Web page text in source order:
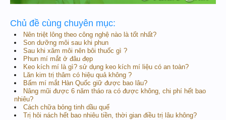
Chủ đề cùng chuyên mục:
Nên triệt lông theo công nghệ nào là tốt nhất?
Son dưỡng môi sau khi phun
Sau khi xăm môi nên bôi thuốc gì ?
Phun mí mắt ở đâu đẹp
Keo kích mí là gì? sử dụng keo kích mí liệu có an toàn?
Lăn kim trị thâm có hiệu quả không ?
Bấm mí mắt Hàn Quốc giữ được bao lâu?
Nâng mũi được 6 năm tháo ra có được không, chi phí hết bao
nhiêu?
Cách chữa bỏng tinh dầu quế
Trị hôi nách hết bao nhiêu tiền, thời gian điều trị lâu không?